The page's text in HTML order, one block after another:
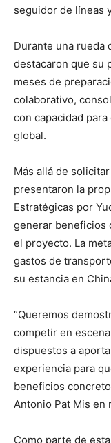
seguidor de líneas
Durante una rueda
destacaron que su
meses de
colaborativo,
con capacidad
global.
Más allá de
presentaron la
Estratégicas por
generar beneficios
el proyecto. La
gastos de
su estancia en
“Queremos
competir en
dispuestos a
experiencia para
beneficios
Antonio Pat Mis en
Como parte de